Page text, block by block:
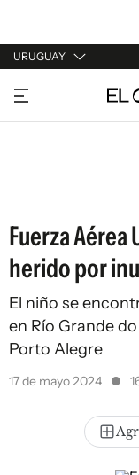
URUGUAY
URUGUAY
ARGENTINA
Fuerza Aérea
herido por
El niño se
en Río Grande
Porto Alegre
17 de mayo 2024